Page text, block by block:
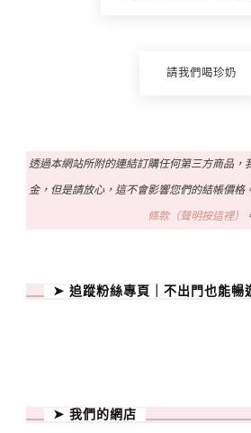
請我們喝珍奶
透過本網站所附的連結訂購任何第三方商品，
金，但是請放心，這不會影響您們的結帳價格
條款（聲明按這裡）
➤ 追蹤粉絲專頁｜不出門也能暢
➤ 我們的網店